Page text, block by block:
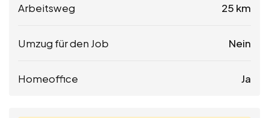
Arbeitsweg 25 km
Umzug für den Job Nein
Homeoffice Ja